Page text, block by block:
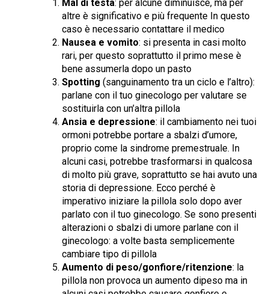
Mal di testa: per alcune diminuisce, ma per
altre è significativo e più frequente In questo
caso è necessario contattare il medico
Nausea e vomito: si presenta in casi molto
rari, per questo soprattutto il primo mese è
bene assumerla dopo un pasto
Spotting (sanguinamento tra un ciclo e l’altro):
parlane con il tuo ginecologo per valutare se
sostituirla con un’altra pillola
Ansia e depressione: il cambiamento nei tuoi
ormoni potrebbe portare a sbalzi d’umore,
proprio come la sindrome premestruale. In
alcuni casi, potrebbe trasformarsi in qualcosa
di molto più grave, soprattutto se hai avuto una
storia di depressione. Ecco perché è
imperativo iniziare la pillola solo dopo aver
parlato con il tuo ginecologo. Se sono presenti
alterazioni o sbalzi di umore parlane con il
ginecologo: a volte basta semplicemente
cambiare tipo di pillola
Aumento di peso/gonfiore/ritenzione: la
pillola non provoca un aumento dipeso ma in